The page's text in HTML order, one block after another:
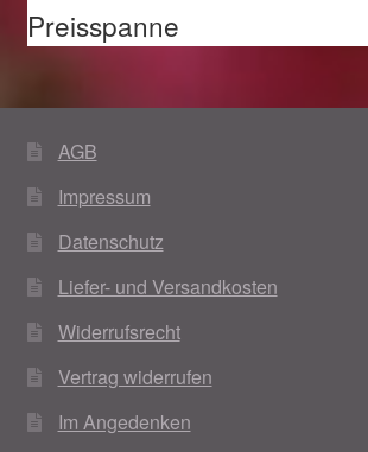
Preisspanne
AGB
Impressum
Datenschutz
Liefer- und Versandkosten
Widerrufsrecht
Vertrag widerrufen
Im Angedenken